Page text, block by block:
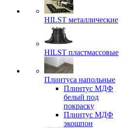
HILST металлические
HILST пластмассовые
Плинтуса напольные
Плинтус МДФ
белый под
покраску
Плинтус МДФ
экошпон